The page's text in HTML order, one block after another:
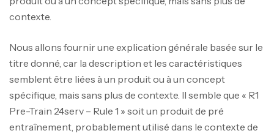
contexte.
Nous allons fournir une explication générale basée sur le
titre donné, car la description et les caractéristiques
semblent être liées à un produit ou à un concept
spécifique, mais sans plus de contexte. Il semble que « R1
Pre-Train 24serv – Rule 1 » soit un produit de pré
entraînement, probablement utilisé dans le contexte de